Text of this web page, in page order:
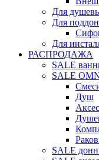
Для
Для
Для
РАСПРОДАЖА
SALE
SALE
Душ
SALE